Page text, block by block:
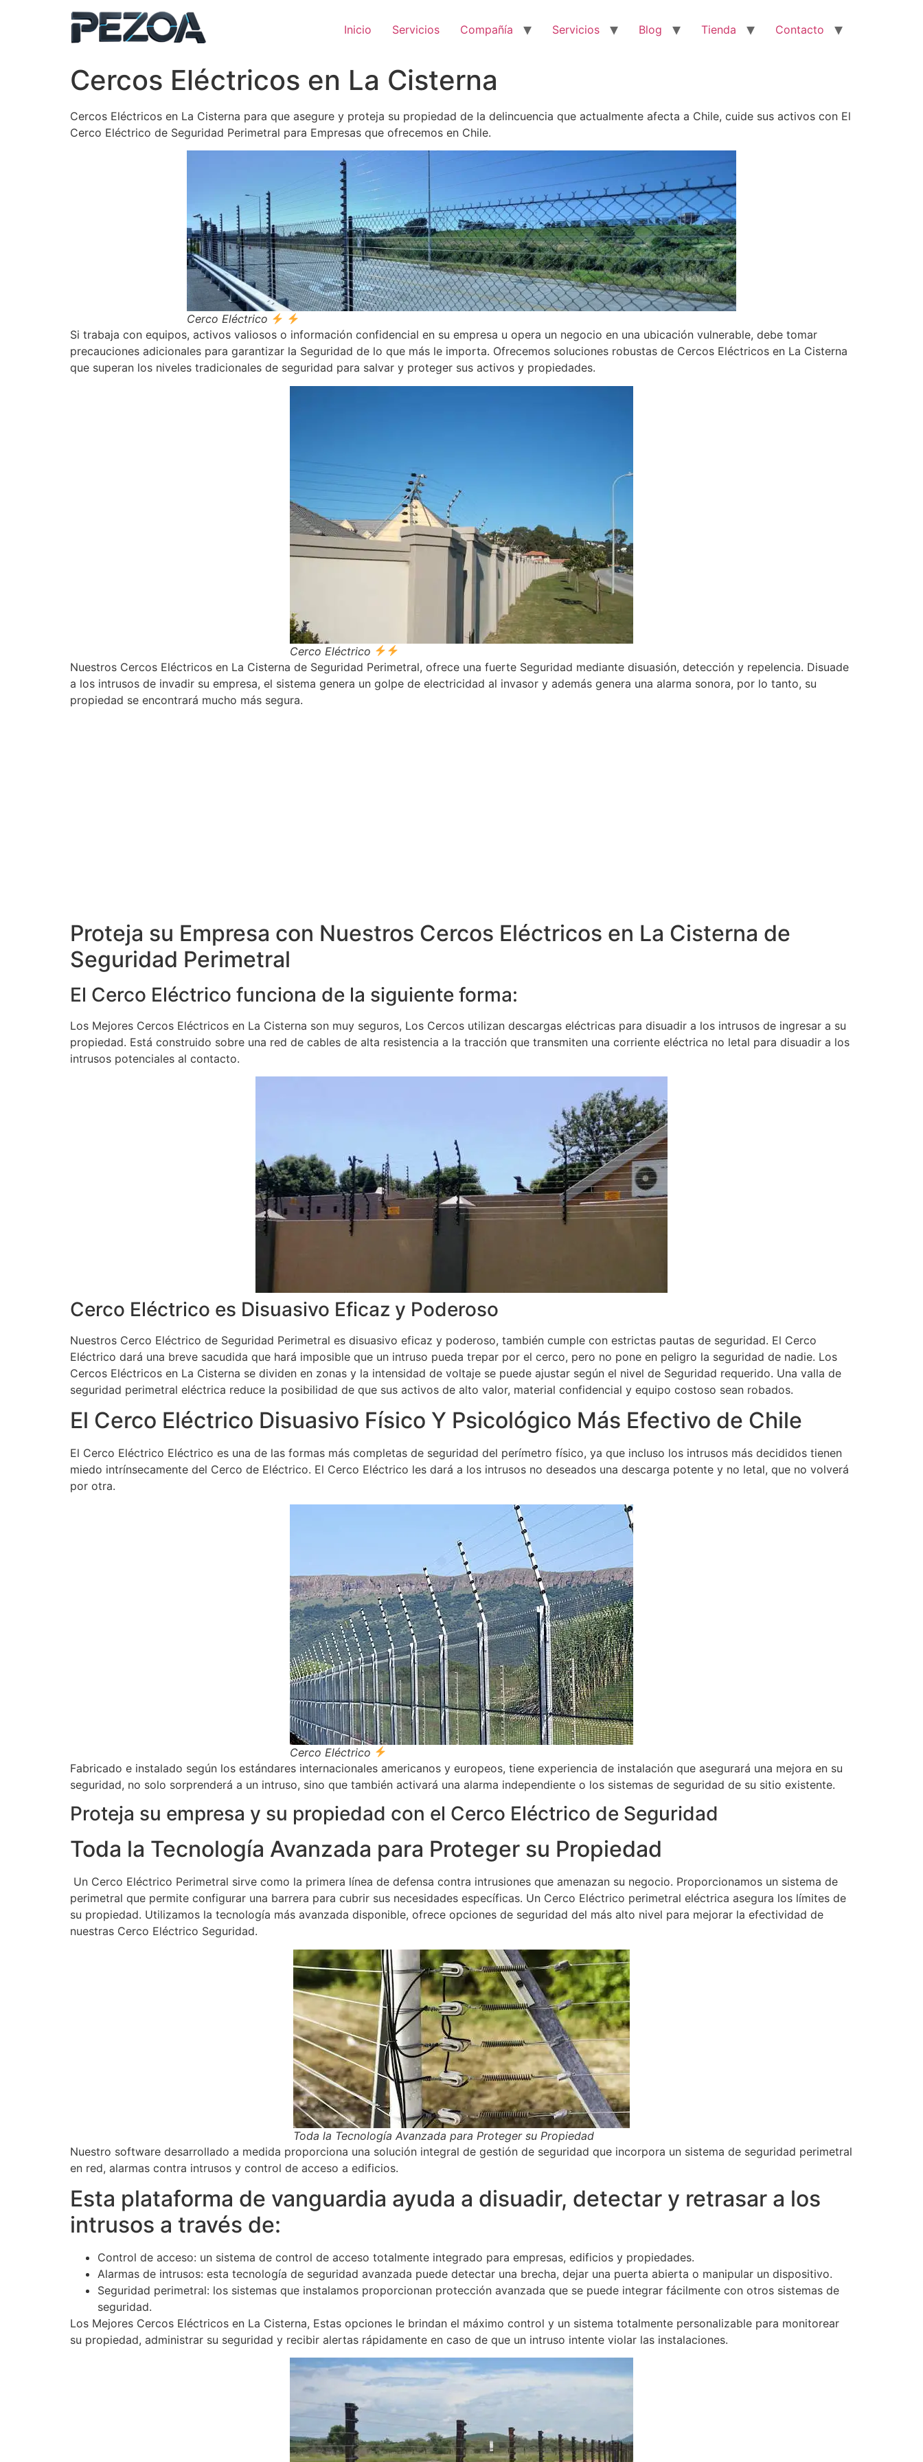
Inicio Servicios Compañía Servicios Blog Tienda Contacto
Cercos Eléctricos en La Cisterna
Cercos Eléctricos en La Cisterna para que asegure y proteja su propiedad de la delincuencia que actualmente afecta a Chile, cuide sus activos con El
Cerco Eléctrico de Seguridad Perimetral para Empresas que ofrecemos en Chile.
Cerco Eléctrico
Si trabaja con equipos, activos valiosos o información confidencial en su empresa u opera un negocio en una ubicación vulnerable, debe tomar
precauciones adicionales para garantizar la Seguridad de lo que más le importa. Ofrecemos soluciones robustas de Cercos Eléctricos en La Cisterna
que superan los niveles tradicionales de seguridad para salvar y proteger sus activos y propiedades.
Cerco Eléctrico
Nuestros Cercos Eléctricos en La Cisterna de Seguridad Perimetral, ofrece una fuerte Seguridad mediante disuasión, detección y repelencia. Disuade
a los intrusos de invadir su empresa, el sistema genera un golpe de electricidad al invasor y además genera una alarma sonora, por lo tanto, su
propiedad se encontrará mucho más segura.
Proteja su Empresa con Nuestros Cercos Eléctricos en La Cisterna de
Seguridad Perimetral
El Cerco Eléctrico funciona de la siguiente forma:
Los Mejores Cercos Eléctricos en La Cisterna son muy seguros, Los Cercos utilizan descargas eléctricas para disuadir a los intrusos de ingresar a su
propiedad. Está construido sobre una red de cables de alta resistencia a la tracción que transmiten una corriente eléctrica no letal para disuadir a los
intrusos potenciales al contacto.
Cerco Eléctrico es Disuasivo Eficaz y Poderoso
Nuestros Cerco Eléctrico de Seguridad Perimetral es disuasivo eficaz y poderoso, también cumple con estrictas pautas de seguridad. El Cerco
Eléctrico dará una breve sacudida que hará imposible que un intruso pueda trepar por el cerco, pero no pone en peligro la seguridad de nadie. Los
Cercos Eléctricos en La Cisterna se dividen en zonas y la intensidad de voltaje se puede ajustar según el nivel de Seguridad requerido. Una valla de
seguridad perimetral eléctrica reduce la posibilidad de que sus activos de alto valor, material confidencial y equipo costoso sean robados.
El Cerco Eléctrico Disuasivo Físico Y Psicológico Más Efectivo de Chile
El Cerco Eléctrico Eléctrico es una de las formas más completas de seguridad del perímetro físico, ya que incluso los intrusos más decididos tienen
miedo intrínsecamente del Cerco de Eléctrico. El Cerco Eléctrico les dará a los intrusos no deseados una descarga potente y no letal, que no volverá
por otra.
Cerco Eléctrico
Fabricado e instalado según los estándares internacionales americanos y europeos, tiene experiencia de instalación que asegurará una mejora en su
seguridad, no solo sorprenderá a un intruso, sino que también activará una alarma independiente o los sistemas de seguridad de su sitio existente.
Proteja su empresa y su propiedad con el Cerco Eléctrico de Seguridad
Toda la Tecnología Avanzada para Proteger su Propiedad
Un Cerco Eléctrico Perimetral sirve como la primera línea de defensa contra intrusiones que amenazan su negocio. Proporcionamos un sistema de
perimetral que permite configurar una barrera para cubrir sus necesidades específicas. Un Cerco Eléctrico perimetral eléctrica asegura los límites de
su propiedad. Utilizamos la tecnología más avanzada disponible, ofrece opciones de seguridad del más alto nivel para mejorar la efectividad de
nuestras Cerco Eléctrico Seguridad.
Toda la Tecnología Avanzada para Proteger su Propiedad
Nuestro software desarrollado a medida proporciona una solución integral de gestión de seguridad que incorpora un sistema de seguridad perimetral
en red, alarmas contra intrusos y control de acceso a edificios.
Esta plataforma de vanguardia ayuda a disuadir, detectar y retrasar a los
intrusos a través de:
Control de acceso: un sistema de control de acceso totalmente integrado para empresas, edificios y propiedades.
Alarmas de intrusos: esta tecnología de seguridad avanzada puede detectar una brecha, dejar una puerta abierta o manipular un dispositivo.
Seguridad perimetral: los sistemas que instalamos proporcionan protección avanzada que se puede integrar fácilmente con otros sistemas de
seguridad.
Los Mejores Cercos Eléctricos en La Cisterna, Estas opciones le brindan el máximo control y un sistema totalmente personalizable para monitorear
su propiedad, administrar su seguridad y recibir alertas rápidamente en caso de que un intruso intente violar las instalaciones.